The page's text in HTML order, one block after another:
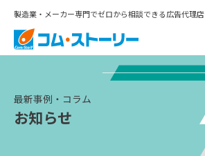
製造業・メーカー専門でゼロから相談できる広告代理店
最新事例・コラム
お知らせ